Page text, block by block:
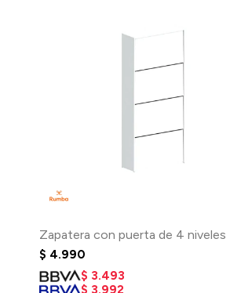
Zapatera con puerta de 4 niveles
$ 4.990
$ 3.493
$ 3.992